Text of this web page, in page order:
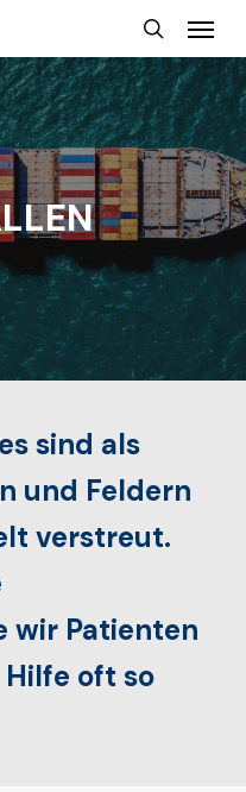
search
Menu
sind als
und Feldern
verstreut.
wir Patienten
oft so